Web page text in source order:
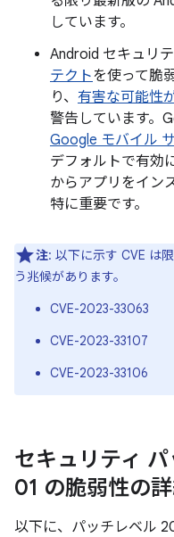
しています。
Android セキュリテ
テクトを使って脆
り、 有害な可能性
警告しています。
Google モバイル
デフォルトで有効
からアプリをイン
特に重要です。
注: 以下に示す CVE は
う兆候があります。
CVE-2023-33063
CVE-2023-33107
CVE-2023-33106
セキュリティ
01 の脆弱性の
以下に、パッチレベル